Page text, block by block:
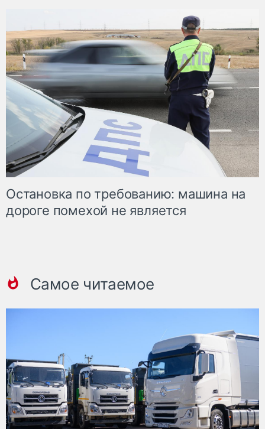
Остановка по требованию: машина на
дороге помехой не является
Самое читаемое